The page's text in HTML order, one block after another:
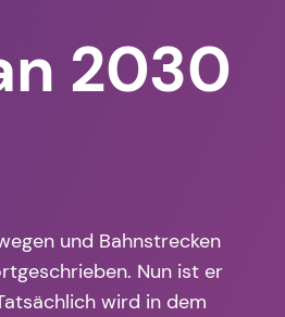
2030
und Bahnstrecken
Nun ist er
wird in dem